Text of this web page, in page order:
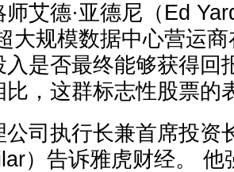
艾德·亚德尼（Ed
大规模数据中心营运
是否最终能够获得回
，这群标志性股票的
司执行长兼首席投资
）告诉雅虎财经。